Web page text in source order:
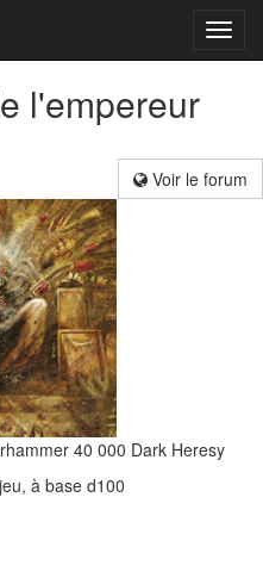
l'empereur
Voir le forum
40 000 Dark Heresy
à base d100